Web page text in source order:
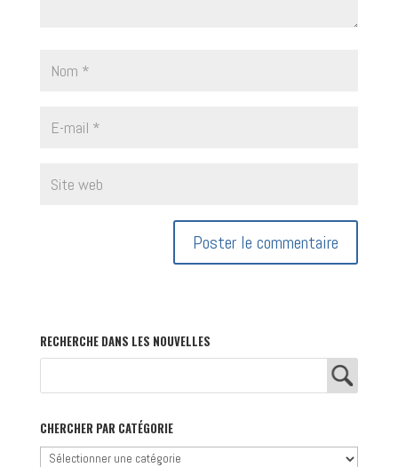
RECHERCHE DANS LES NOUVELLES
CHERCHER PAR CATÉGORIE
Chercher